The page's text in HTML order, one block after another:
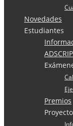
Novedades
Estudiantes
Premios